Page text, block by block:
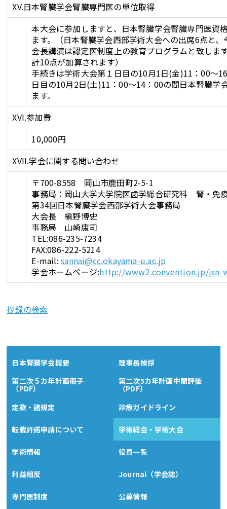
日本腎臓学会概要
理事長挨拶
第二次５カ年計画冊子
（PDF）
第二次5カ年計画中間評価
（PDF）
定款・諸規定
診療ガイドライン
転載許諾申請について 学術総会・学術大会
学術情報 役員一覧
利益相反 Journal（学会誌）
専門医制度 公募情報
XV.日本腎臓学会腎臓専門医の単位取得
本大会に参加しますと、日本腎臓学会腎臓専門医資
ます。（日本腎臓学会西部学術大会への出席6点と
会長講演は認定医制度上の教育プログラムと致しま
計10点が加算されます）
手続きは学術大会第１日目の10月1日(金)11：00～
日目の10月2日(土)11：00～14：00の間日本腎臓学
ます。
XVI.参加費
10,000円
XVII.学会に関する問い合わせ
〒700-8558 岡山市鹿田町2-5-1
事務局：岡山大学大学院医歯学総合研究科 腎・免
第34回日本腎臓学会西部学術大会事務局
大会長 槇野博史
事務局 山崎康司
TEL:086-235-7234
FAX:086-222-5214
E-mail:sannai@cc.okayama-u.ac.jp
学会ホームページ:http://www2.convention.jp/jsn-
抄録の検索